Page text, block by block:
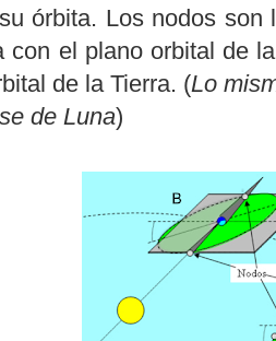
órbita. Los nodos
con el plano orbital de
de la Tierra. (Lo
de Luna)